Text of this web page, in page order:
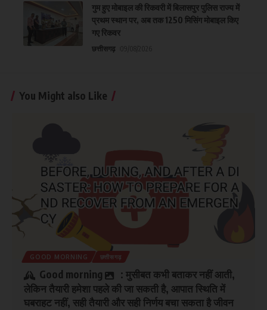
गुम हुए मोबाइल की रिकवरी में बिलासपुर पुलिस राज्य में
प्रथम स्थान पर, अब तक 1250 मिसिंग मोबाइल किए
गए रिकवर
छत्तीसगढ़
You Might also Like
GOOD MORNING छत्तीसगढ़
Good morning
: मुसीबत कभी बताकर नहीं आती,
लेकिन तैयारी हमेशा पहले की जा सकती है, आपात स्थिति में
घबराहट नहीं, सही तैयारी और सही निर्णय बचा सकता है जीवन